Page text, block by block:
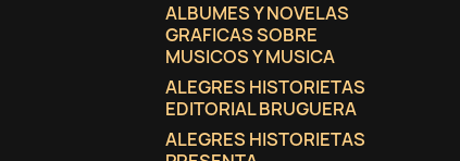
ALBUMES Y NOVELAS
GRAFICAS SOBRE
MUSICOS Y MUSICA
ALEGRES HISTORIETAS
EDITORIAL BRUGUERA
ALEGRES HISTORIETAS